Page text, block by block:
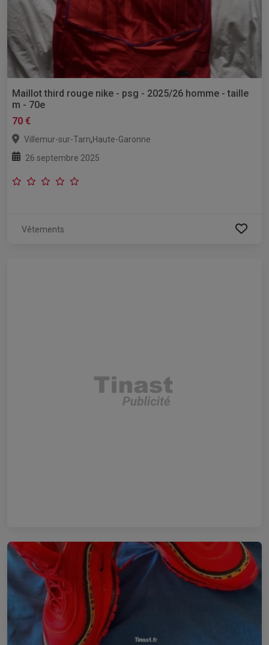
Maillot third rouge nike - psg - 2025/26 homme - taille
m - 70e
70 €
Villemur-sur-Tarn,Haute-Garonne
26 septembre 2025
Vêtements